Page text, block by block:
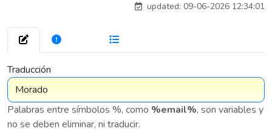
updated: 09-06-2026 12:34:01
Traducción
Palabras entre símbolos %, como %email%, son variables y
no se deben eliminar, ni traducir.